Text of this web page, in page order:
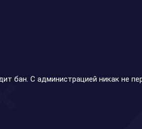
бан. С администрацией никак не